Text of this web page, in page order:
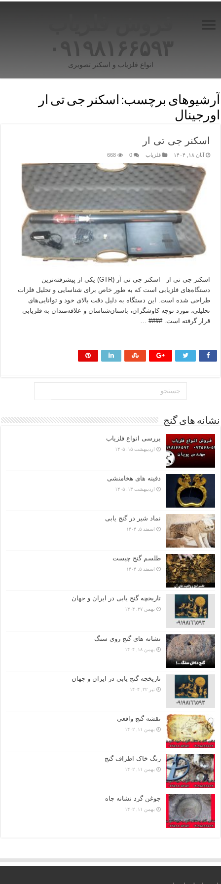
۰۹۱۹۸۱۶۶۵۹۳
انواع فلزیاب و اسکنر تصویری
آرشیوهای برچسب: اسکنر جی تی ار
اورجینال
اسکنر جی تی ار
آبان ۱۸, ۱۴۰۴ فلزیاب 0
668
اسکنر جی تی ار اسکنر جی تی آر (GTR) یکی از پیشرفته‌ترین
دستگاه‌های فلزیابی است که به طور خاص برای شناسایی و تحلیل فلزات
طراحی شده است. این دستگاه به دلیل دقت بالای خود و توانایی‌های
تحلیلی، مورد توجه کاوشگران، باستان‌شناسان و علاقه‌مندان به فلزیابی
قرار گرفته است. #### …
نشانه های گنج
بررسی انواع فلزیاب
اردیبهشت ۱۵, ۱۴۰۵
دفینه های هخامنشی
اردیبهشت ۱۳, ۱۴۰۵
نماد شیر در گنج یابی
اسفند ۵, ۱۴۰۴
طلسم گنج چیست
اسفند ۵, ۱۴۰۴
تاریخچه گنج‌ یابی در ایران و جهان
بهمن ۲۷, ۱۴۰۴
نشانه های گنج روی سنگ
بهمن ۱۸, ۱۴۰۴
تاریخچه گنج‌ یابی در ایران و جهان
تیر ۲۲, ۱۴۰۴
نقشه گنج واقعی
بهمن ۱۱, ۱۴۰۲
رنگ خاک اطراف گنج
بهمن ۱۱, ۱۴۰۲
جوغن گرد نشانه چاه
بهمن ۱۱, ۱۴۰۲